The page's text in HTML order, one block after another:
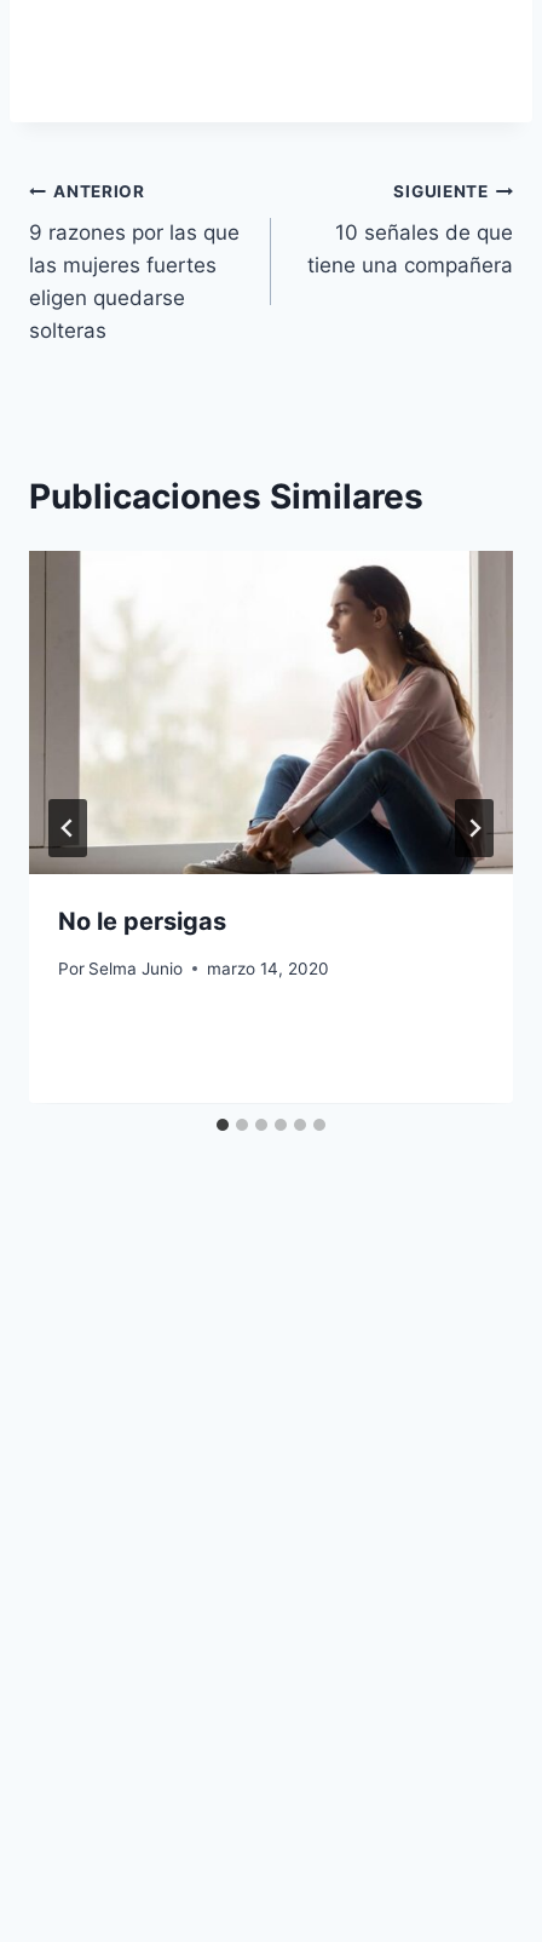
Navegación
de
entradas
ANTERIOR
9 razones por las que
las mujeres fuertes
eligen quedarse
solteras
SIGUIENTE
10 señales de que
tiene una compañera
Publicaciones Similares
No le persigas
Por Selma Junio marzo 14, 2020